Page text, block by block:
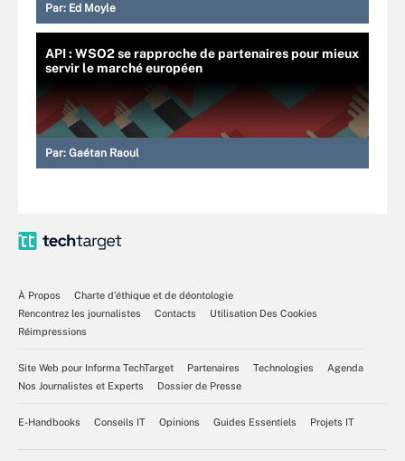
Par: Ed Moyle
API : WSO2 se rapproche de partenaires pour mieux
servir le marché européen
Par: Gaétan Raoul
À Propos
Charte d’éthique et de déontologie
Rencontrez les journalistes
Contacts
Utilisation Des Cookies
Réimpressions
Site Web pour Informa TechTarget Partenaires Technologies
Agenda
Nos Journalistes et Experts
Dossier de Presse
E-Handbooks Conseils IT Opinions Guides Essentiels Projets IT